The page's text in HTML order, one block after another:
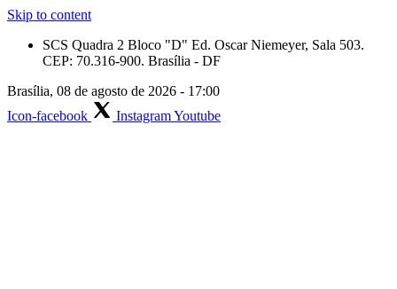
Skip to content
SCS Quadra 2 Bloco "D" Ed. Oscar Niemeyer, Sala 503.
CEP: 70.316-900. Brasília - DF
Brasília, 08 de agosto de 2026 - 17:00
Icon-facebook
InstagramYoutube